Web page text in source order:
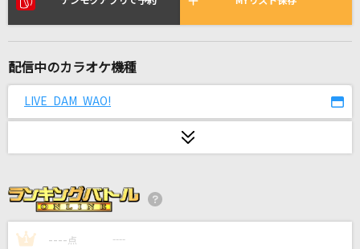
[生音]イミテイション・ゴールド
夜に駆ける
踊り子
Vaundy
配信中のカラオケ機種
LIVE DAM WAO!
1 ---- 点 ----